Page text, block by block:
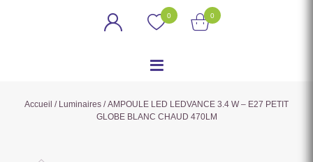
0 0
Accueil / Luminaires / AMPOULE LED LEDVANCE 3.4 W – E27 PETIT
GLOBE BLANC CHAUD 470LM